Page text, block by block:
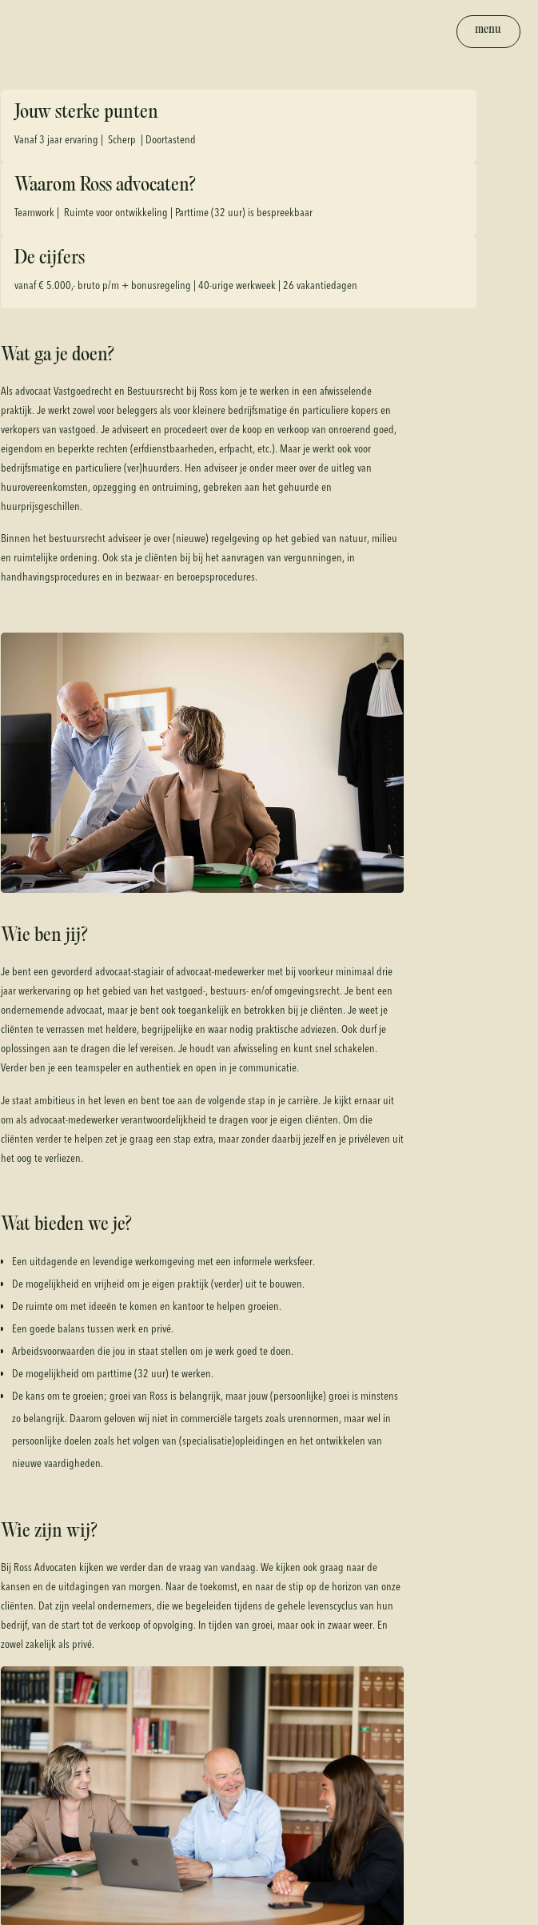
menu
Jouw sterke punten
Vanaf 3 jaar ervaring | Scherp | Doortastend
Waarom Ross advocaten?
Teamwork | Ruimte voor ontwikkeling | Parttime (32 uur) is bespreekbaar
De cijfers
vanaf € 5.000,- bruto p/m + bonusregeling | 40-urige werkweek | 26 vakantiedagen
Wat ga je doen?
Als advocaat Vastgoedrecht en Bestuursrecht bij Ross kom je te werken in een afwisselende
praktijk. Je werkt zowel voor beleggers als voor kleinere bedrijfsmatige én particuliere kopers en
verkopers van vastgoed. Je adviseert en procedeert over de koop en verkoop van onroerend goed,
eigendom en beperkte rechten (erfdienstbaarheden, erfpacht, etc.). Maar je werkt ook voor
bedrijfsmatige en particuliere (ver)huurders. Hen adviseer je onder meer over de uitleg van
huurovereenkomsten, opzegging en ontruiming, gebreken aan het gehuurde en
huurprijsgeschillen.
Binnen het bestuursrecht adviseer je over (nieuwe) regelgeving op het gebied van natuur, milieu
en ruimtelijke ordening. Ook sta je cliënten bij bij het aanvragen van vergunningen, in
handhavingsprocedures en in bezwaar- en beroepsprocedures.
Wie ben jij?
Je bent een gevorderd advocaat-stagiair of advocaat-medewerker met bij voorkeur minimaal drie
jaar werkervaring op het gebied van het vastgoed-, bestuurs- en/of omgevingsrecht. Je bent een
ondernemende advocaat, maar je bent ook toegankelijk en betrokken bij je cliënten. Je weet je
cliënten te verrassen met heldere, begrijpelijke en waar nodig praktische adviezen. Ook durf je
oplossingen aan te dragen die lef vereisen. Je houdt van afwisseling en kunt snel schakelen.
Verder ben je een teamspeler en authentiek en open in je communicatie.
Je staat ambitieus in het leven en bent toe aan de volgende stap in je carrière. Je kijkt ernaar uit
om als advocaat-medewerker verantwoordelijkheid te dragen voor je eigen cliënten. Om die
cliënten verder te helpen zet je graag een stap extra, maar zonder daarbij jezelf en je privéleven uit
het oog te verliezen.
Wat bieden we je?
Een uitdagende en levendige werkomgeving met een informele werksfeer.
De mogelijkheid en vrijheid om je eigen praktijk (verder) uit te bouwen.
De ruimte om met ideeën te komen en kantoor te helpen groeien.
Een goede balans tussen werk en privé.
Arbeidsvoorwaarden die jou in staat stellen om je werk goed te doen.
De mogelijkheid om parttime (32 uur) te werken.
De kans om te groeien; groei van Ross is belangrijk, maar jouw (persoonlijke) groei is minstens
zo belangrijk. Daarom geloven wij niet in commerciële targets zoals urennormen, maar wel in
persoonlijke doelen zoals het volgen van (specialisatie)opleidingen en het ontwikkelen van
nieuwe vaardigheden.
Wie zijn wij?
Bij Ross Advocaten kijken we verder dan de vraag van vandaag. We kijken ook graag naar de
kansen en de uitdagingen van morgen. Naar de toekomst, en naar de stip op de horizon van onze
cliënten. Dat zijn veelal ondernemers, die we begeleiden tijdens de gehele levenscyclus van hun
bedrijf, van de start tot de verkoop of opvolging. In tijden van groei, maar ook in zwaar weer. En
zowel zakelijk als privé.